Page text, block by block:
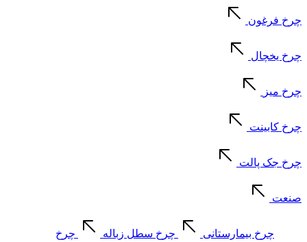
چرخ فرغون
چرخ یخچال
چرخ میز
چرخ کابینت
چرخ جک پالت
صنعت
چرخ بیمارستانی چرخ سطل زباله چرخ